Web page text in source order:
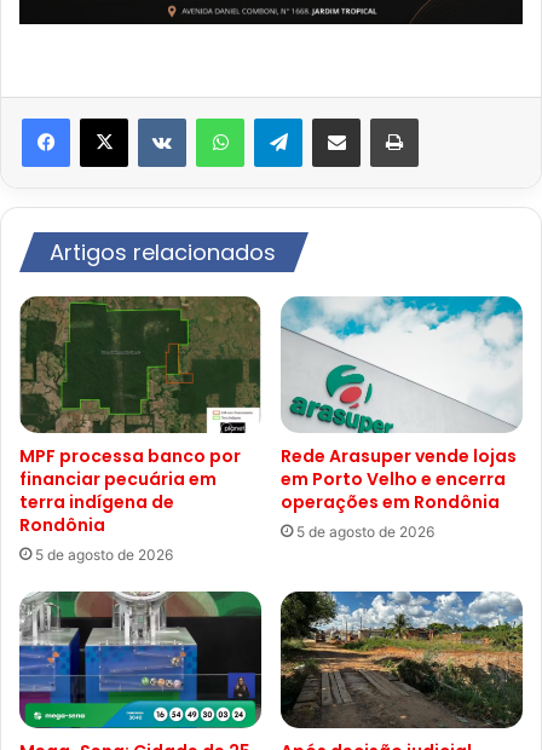
VK WhatsAppTelegramCompartilhar via e-mail Imprimir
Artigos relacionados
MPF processa banco por
financiar pecuária em
terra indígena de
Rondônia
5 de agosto de 2026
Rede Arasuper vende lojas
em Porto Velho e encerra
operações em Rondônia
5 de agosto de 2026